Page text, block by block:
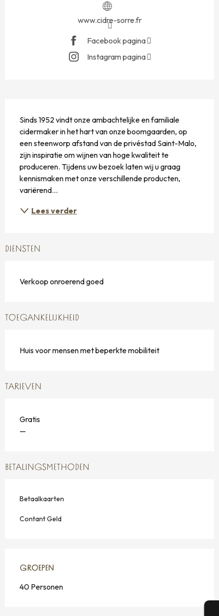
www.cidre-sorre.fr
Facebook pagina
Instagram pagina
Sinds 1952 vindt onze ambachtelijke en familiale
cidermaker in het hart van onze boomgaarden, op
een steenworp afstand van de privéstad Saint-Malo,
zijn inspiratie om wijnen van hoge kwaliteit te
produceren. Tijdens uw bezoek laten wij u graag
kennismaken met onze verschillende producten,
variërend...
Lees verder
DIENSTEN
Verkoop onroerend goed
TOEGANKELIJKHEID
Huis voor mensen met beperkte mobiliteit
TARIEVEN
Gratis
—
BETALINGSMETHODEN
Betaalkaarten
Contant Geld
GROEPEN
GROEPEN
40 Personen